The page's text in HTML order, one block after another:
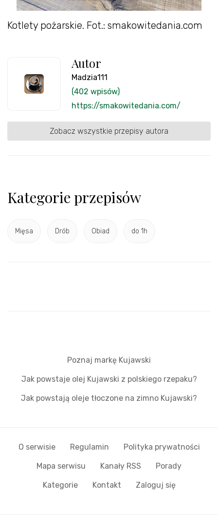
Kotlety pożarskie. Fot.: smakowitedania.com
Autor
Madzia111
(402 wpisów)
https://smakowitedania.com/
Zobacz wszystkie przepisy autora
Kategorie przepisów
Mięsa Drób Obiad do 1h
Poznaj markę Kujawski
Jak powstaje olej Kujawski z polskiego rzepaku?
Jak powstają oleje tłoczone na zimno Kujawski?
O serwisie Regulamin Polityka prywatności
Mapa serwisu Kanały RSS Porady
Kategorie Kontakt Zaloguj się